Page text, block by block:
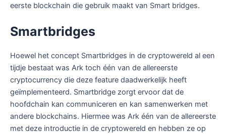
eerste blockchain die gebruik maakt van Smart bridges.
Smartbridges
Hoewel het concept Smartbridges in de cryptowereld al een
tijdje bestaat was Ark toch één van de allereerste
cryptocurrency die deze feature daadwerkelijk heeft
geïmplementeerd. Smartbridge zorgt ervoor dat de
hoofdchain kan communiceren en kan samenwerken met
andere blockchains. Hiermee was Ark één van de allereerste
met deze introductie in de cryptowereld en hebben ze op